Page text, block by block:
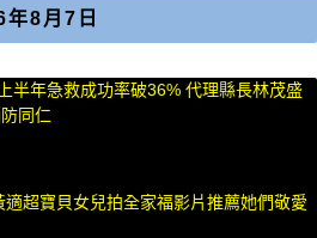
8月7日
半年急救成功率破36% 代理縣長林茂盛
同仁
適超寶貝女兒拍全家福影片推薦她們敬愛